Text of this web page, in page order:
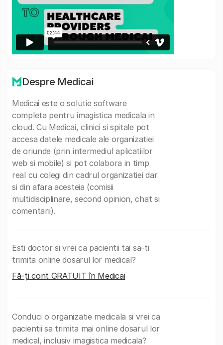
Despre Medicai
Medicai este o solutie software
completa pentru imagistica medicala in
cloud. Cu Medicai, clinici si spitale pot
accesa datele medicale ale organizatiei
de oriunde (prin intermediul aplicatiilor
web si mobile) si pot colabora in timp
real cu colegi din cadrul organizatiei dar
si din afara acesteia (comisii
multidisciplinare, second opinion, chat si
comentarii).
Esti doctor si vrei ca pacientii tai sa-ti
trimita online dosarul lor medical?
Fă-ți cont GRATUIT în Medicai
Conduci o organizatie medicala si vrei ca
pacientii sa trimita mai online dosarul lor
medical, inclusiv imagistica medicala?